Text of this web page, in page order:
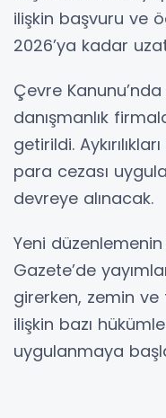
ilişkin başvuru ve
2026’ya kadar
Çevre
danışmanlık
getirildi.
para cezası
devreye alınacak.
Yeni
Gazete’de
girerken, zemin
ilişkin bazı
uygulanmaya